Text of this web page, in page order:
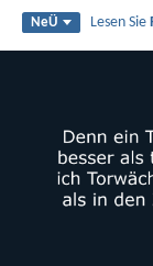
NeÜ Lesen Sie